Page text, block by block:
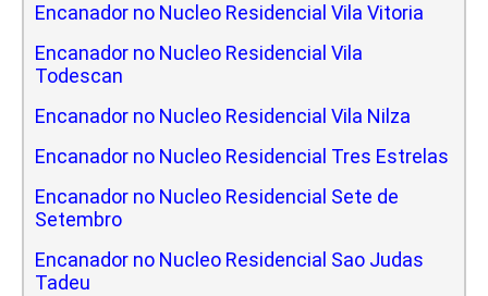
Encanador no Nucleo Residencial Vila Vitoria
Encanador no Nucleo Residencial Vila
Todescan
Encanador no Nucleo Residencial Vila Nilza
Encanador no Nucleo Residencial Tres Estrelas
Encanador no Nucleo Residencial Sete de
Setembro
Encanador no Nucleo Residencial Sao Judas
Tadeu